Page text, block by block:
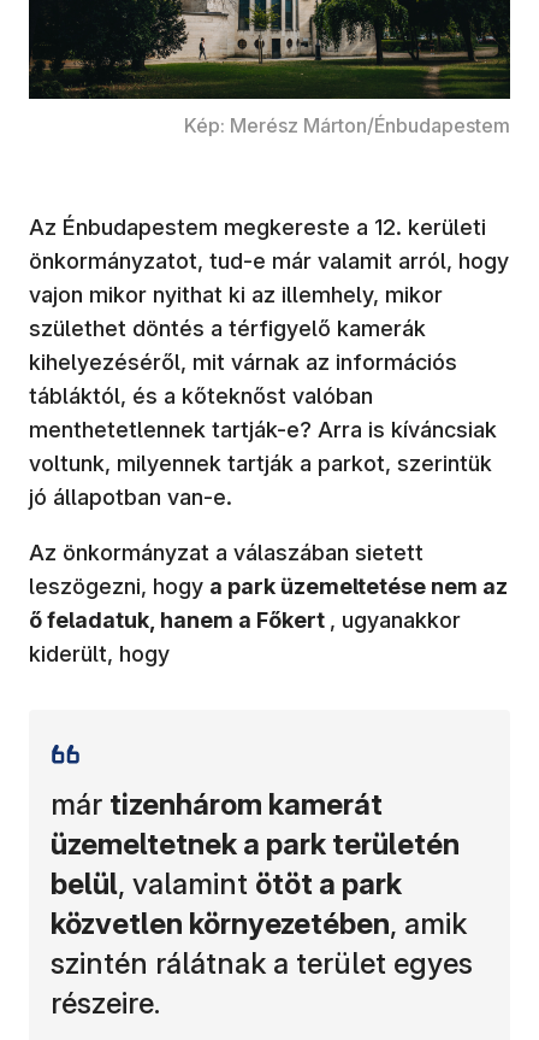
Kép: Merész Márton/Énbudapestem
Az Énbudapestem megkereste a 12. kerületi
önkormányzatot, tud-e már valamit arról, hogy
vajon mikor nyithat ki az illemhely, mikor
születhet döntés a térfigyelő kamerák
kihelyezéséről, mit várnak az információs
tábláktól, és a kőteknőst valóban
menthetetlennek tartják-e? Arra is kíváncsiak
voltunk, milyennek tartják a parkot, szerintük
jó állapotban van-e.
Az önkormányzat a válaszában sietett
leszögezni, hogy a park üzemeltetése nem az
ő feladatuk, hanem a Főkert , ugyanakkor
kiderült, hogy
már tizenhárom kamerát
üzemeltetnek a park területén
belül, valamint ötöt a park
közvetlen környezetében, amik
szintén rálátnak a terület egyes
részeire.